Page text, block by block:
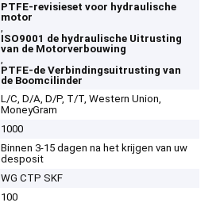
PTFE-revisieset voor hydraulische
motor
,
ISO9001 de hydraulische Uitrusting
van de Motorverbouwing
,
PTFE-de Verbindingsuitrusting van
de Boomcilinder
L/C, D/A, D/P, T/T, Western Union,
MoneyGram
1000
Binnen 3-15 dagen na het krijgen van uw
desposit
WG CTP SKF
100